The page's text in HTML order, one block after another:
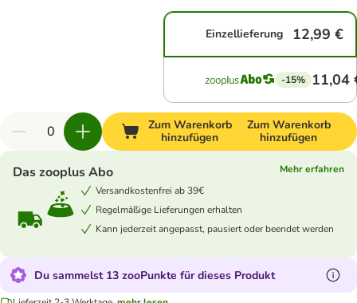
Einzellieferung 12,99 €
-15% 11,04
Zum Warenkorb
hinzufügen
Zum Warenkorb
hinzufügen
Das zooplus Abo
Mehr erfahren
Versandkostenfrei ab 39€
Regelmäßige Lieferungen erhalten
Kann jederzeit angepasst, pausiert oder beendet werden
Du sammelst 13 zooPunkte für dieses Produkt